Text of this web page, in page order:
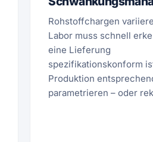
Rohstoffchargen
Labor muss schnell
eine Lieferung
spezifikationskonform
Produktion
parametrieren – oder